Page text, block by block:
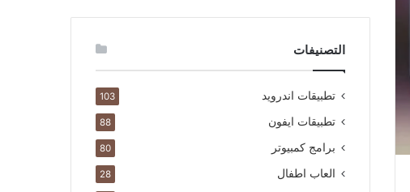
التصنيفات
تطبيقات اندرويد 103
تطبيقات ايفون 88
برامج كمبيوتر 80
العاب اطفال 28